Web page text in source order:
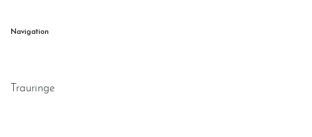
Navigation
Trauringe